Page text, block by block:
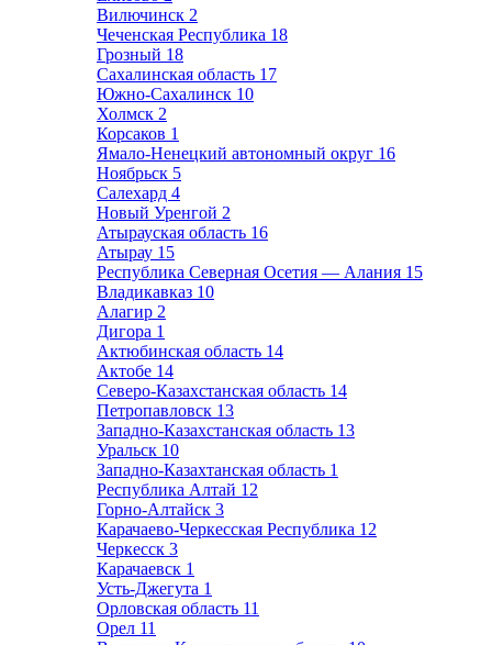
Вилючинск 2
Чеченская Республика 18
Грозный 18
Сахалинская область 17
Южно-Сахалинск 10
Холмск 2
Корсаков 1
Ямало-Ненецкий автономный округ 16
Ноябрьск 5
Салехард 4
Новый Уренгой 2
Атырауская область 16
Атырау 15
Республика Северная Осетия — Алания 15
Владикавказ 10
Алагир 2
Дигора 1
Актюбинская область 14
Актобе 14
Северо-Казахстанская область 14
Петропавловск 13
Западно-Казахстанская область 13
Уральск 10
Западно-Казахтанская область 1
Республика Алтай 12
Горно-Алтайск 3
Карачаево-Черкесская Республика 12
Черкесск 3
Карачаевск 1
Усть-Джегута 1
Орловская область 11
Орел 11